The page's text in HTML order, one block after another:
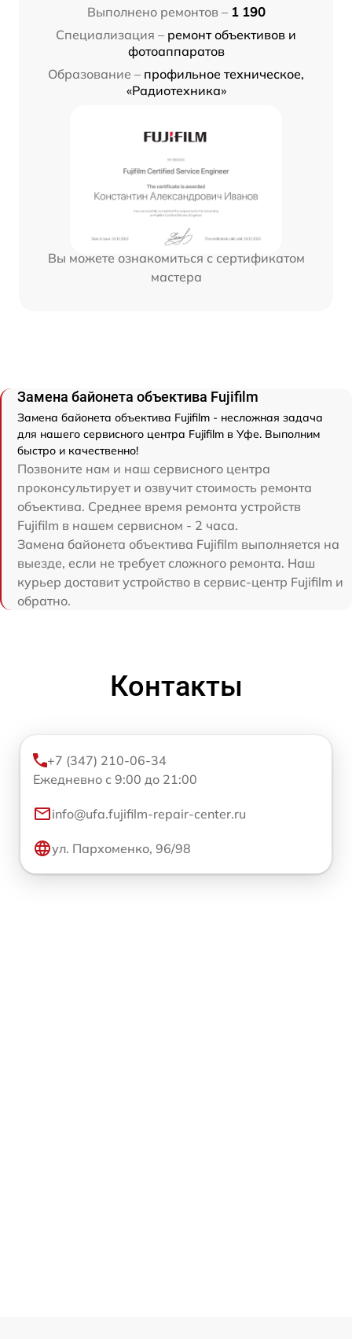
Выполнено ремонтов – 1 190
Специализация – ремонт объективов и
фотоаппаратов
Образование – профильное техническое,
«Радиотехника»
Вы можете ознакомиться с сертификатом
мастера
Замена байонета объектива Fujifilm
Замена байонета объектива Fujifilm - несложная задача
для нашего сервисного центра Fujifilm в Уфе. Выполним
быстро и качественно!
Позвоните нам и наш сервисного центра
проконсультирует и озвучит стоимость ремонта
объектива. Среднее время ремонта устройств
Fujifilm в нашем сервисном - 2 часа.
Замена байонета объектива Fujifilm выполняется на
выезде, если не требует сложного ремонта. Наш
курьер доставит устройство в сервис-центр Fujifilm и
обратно.
Контакты
+7 (347) 210-06-34
Ежедневно с 9:00 до 21:00
info@ufa.fujifilm-repair-center.ru
ул. Пархоменко, 96/98